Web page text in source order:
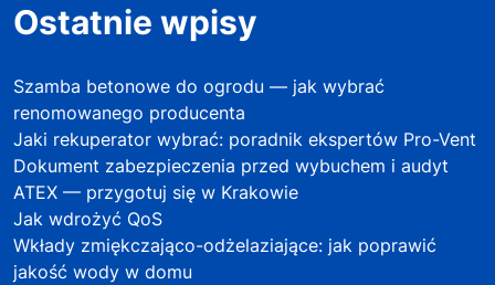
Ostatnie wpisy
Szamba betonowe do ogrodu — jak wybrać
renomowanego producenta
Jaki rekuperator wybrać: poradnik ekspertów Pro-Vent
Dokument zabezpieczenia przed wybuchem i audyt
ATEX — przygotuj się w Krakowie
Jak wdrożyć QoS
Wkłady zmiękczająco-odżelaziające: jak poprawić
jakość wody w domu